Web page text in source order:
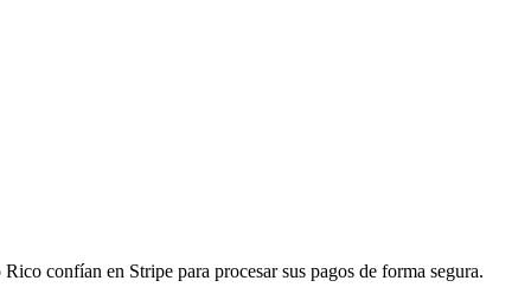
confían en Stripe para procesar sus pagos de forma segura.